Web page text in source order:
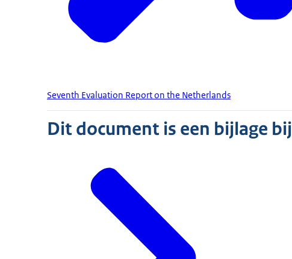
Seventh Evaluation Report on the Netherlands
Dit document is een bijlage bij